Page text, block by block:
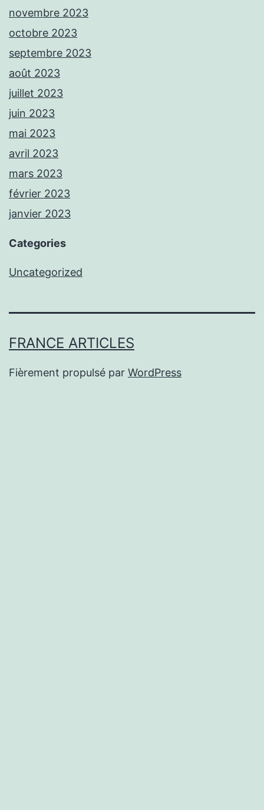
novembre 2023
octobre 2023
septembre 2023
août 2023
juillet 2023
juin 2023
mai 2023
avril 2023
mars 2023
février 2023
janvier 2023
Categories
Uncategorized
FRANCE ARTICLES
Fièrement propulsé par WordPress